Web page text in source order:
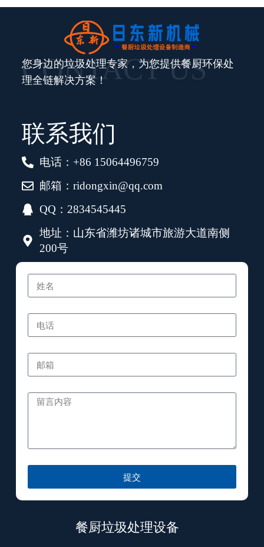
CONTACT US
您身边的垃圾处理专家，为您提供餐厨环保处
理全链解决方案！
联系我们
电话：+86 15064496759
邮箱：ridongxin@qq.com
QQ：2834545445
地址：山东省潍坊诸城市旅游大道南侧
200号
提交
餐厨垃圾处理设备